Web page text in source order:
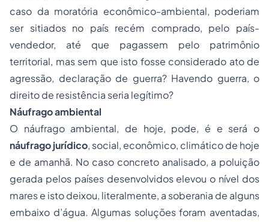
caso da moratória econômico-ambiental, poderiam
ser sitiados no país recém comprado, pelo país-
vendedor, até que pagassem pelo patrimônio
territorial, mas sem que isto fosse considerado ato de
agressão, declaração de guerra? Havendo guerra, o
direito de resistência seria legítimo?
Náufrago ambiental
O náufrago ambiental, de hoje, pode, é e será o
náufrago jurídico, social, econômico, climático de hoje
e de amanhã. No caso concreto analisado, a poluição
gerada pelos países desenvolvidos elevou o nível dos
mares e isto deixou, literalmente, a soberania de alguns
embaixo d’água. Algumas soluções foram aventadas,